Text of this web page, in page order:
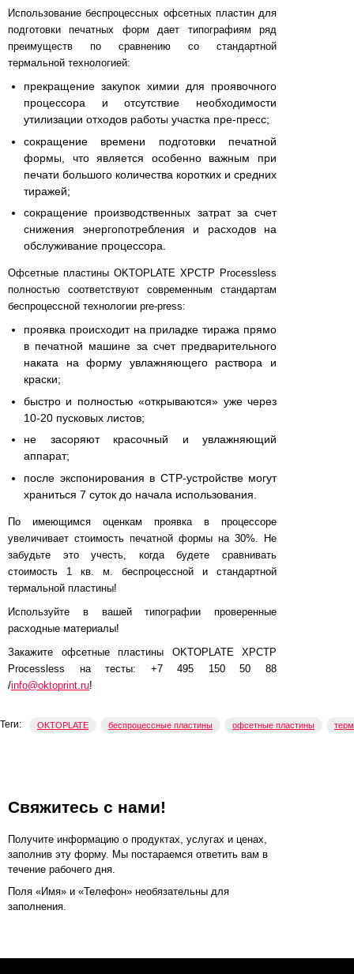
Использование беспроцессных офсетных пластин для
подготовки печатных форм дает типографиям ряд
преимуществ по сравнению со стандартной
термальной технологией:
прекращение закупок химии для проявочного
процессора и отсутствие необходимости
утилизации отходов работы участка пре-пресс;
сокращение времени подготовки печатной
формы, что является особенно важным при
печати большого количества коротких и средних
тиражей;
сокращение производственных затрат за счет
снижения энергопотребления и расходов на
обслуживание процессора.
Офсетные пластины OKTOPLATE XPCTP Processless
полностью соответствуют современным стандартам
беспроцессной технологии pre-press:
проявка происходит на приладке тиража прямо
в печатной машине за счет предварительного
наката на форму увлажняющего раствора и
краски;
быстро и полностью «открываются» уже через
10-20 пусковых листов;
не засоряют красочный и увлажняющий
аппарат;
после экспонирования в CTP-устройстве могут
храниться 7 суток до начала использования.
По имеющимся оценкам проявка в процессоре
увеличивает стоимость печатной формы на 30%. Не
забудьте это учесть, когда будете сравнивать
стоимость 1 кв. м. беспроцессной и стандартной
термальной пластины!
Используйте в вашей типографии проверенные
расходные материалы!
Закажите офсетные пластины OKTOPLATE XPCTP
Processless на тесты: +7 495 150 50 88
/info@oktoprint.ru!
Теги: OKTOPLATE беспроцессные пластины офсетные пластины
Свяжитесь с нами!
Получите информацию о продуктах, услугах и ценах,
заполнив эту форму. Мы постараемся ответить вам в
течение рабочего дня.
Поля «Имя» и «Телефон» необязательны для
заполнения.